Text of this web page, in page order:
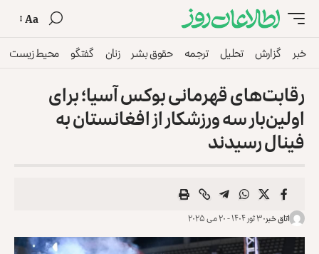
Aa
خبر گزارش تحلیل ترجمه حقوق بشر زنان گفتگو محیط زیست
رقابت‌های قهرمانی بوکس آسیا؛ برای
اولین‌بار سه ورزشکار از افغانستان به
فینال رسیدند
اتاق خبر۳۰ ثور ۱۴۰۴ - ۲۰ می ۲۰۲۵